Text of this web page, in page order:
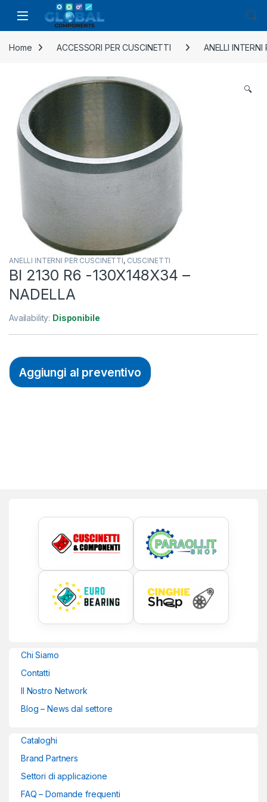
Home ACCESSORI PER CUSCINETTI ANELLI
🔍
ANELLI INTERNI PER CUSCINETTI, CUSCINETTI
BI 2130 R6 -130X148X34 –
NADELLA
Availability: Disponibile
Aggiungi al preventivo
Chi Siamo
Contatti
Il Nostro Network
Blog – News dal settore
Cataloghi
Brand Partners
Settori di applicazione
FAQ – Domande frequenti